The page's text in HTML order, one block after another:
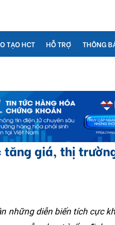
TẠO HCT HỖ TRỢ THÔNG
giá, thị
những diễn biến tích cực